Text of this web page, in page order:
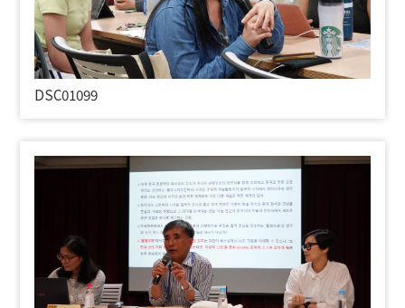
DSC01099